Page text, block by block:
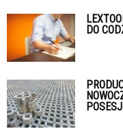
DO
POSESJI